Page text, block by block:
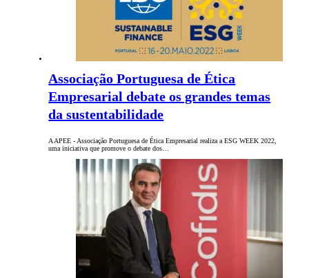
Associação Portuguesa de Ética
Empresarial debate os grandes temas
da sustentabilidade
A APEE - Associação Portuguesa de Ética Empresarial realiza a ESG WEEK 2022,
uma iniciativa que promove o debate dos…